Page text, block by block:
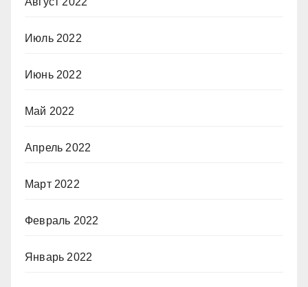
Июль 2022
Июнь 2022
Май 2022
Апрель 2022
Март 2022
Февраль 2022
Январь 2022